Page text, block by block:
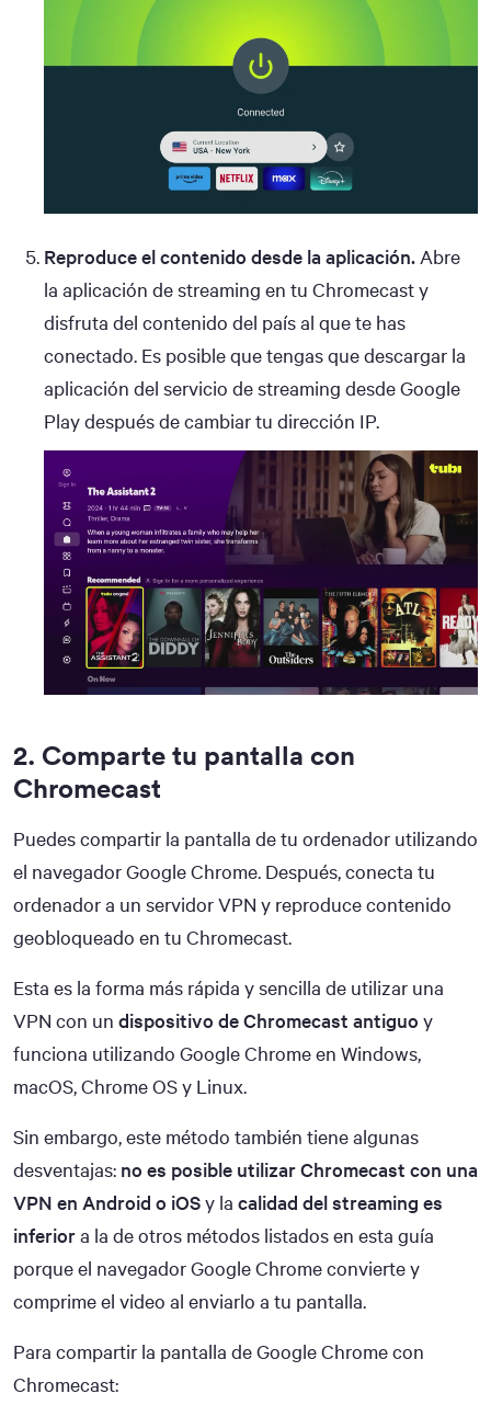
Reproduce el contenido desde la aplicación.Abre
la aplicación de streaming en tu Chromecast y
disfruta del contenido del país al que te has
conectado. Es posible que tengas que descargar la
aplicación del servicio de streaming desde Google
Play después de cambiar tu dirección IP.
2. Comparte tu pantalla con
Chromecast
Puedes compartir la pantalla de tu ordenador utilizando
el navegador Google Chrome. Después, conecta tu
ordenador a un servidor VPN y reproduce contenido
geobloqueado en tu Chromecast.
Esta es la forma más rápida y sencilla de utilizar una
VPN con un dispositivo de Chromecast antiguo y
funciona utilizando Google Chrome en Windows,
macOS, Chrome OS y Linux.
Sin embargo, este método también tiene algunas
desventajas: no es posible utilizar Chromecast con una
VPN en Android o iOSy la calidad del streaming es
inferiora la de otros métodos listados en esta guía
porque el navegador Google Chrome convierte y
comprime el video al enviarlo a tu pantalla.
Para compartir la pantalla de Google Chrome con
Chromecast: